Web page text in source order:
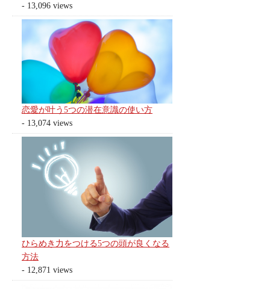
- 13,096 views
恋愛が叶う5つの潜在意識の使い方
- 13,074 views
ひらめき力をつける5つの頭が良くなる
方法
- 12,871 views